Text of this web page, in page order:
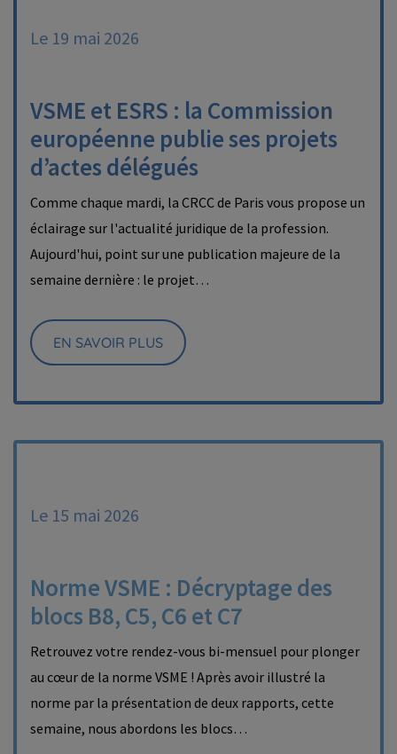
Le 19 mai 2026
VSME et ESRS : la Commission
européenne publie ses projets
d’actes délégués
Comme chaque mardi, la CRCC de Paris vous propose un
éclairage sur l'actualité juridique de la profession.
Aujourd'hui, point sur une publication majeure de la
semaine dernière : le projet…
EN SAVOIR PLUS
Le 15 mai 2026
Norme VSME : Décryptage des
blocs B8, C5, C6 et C7
Retrouvez votre rendez-vous bi-mensuel pour plonger
au cœur de la norme VSME ! Après avoir illustré la
norme par la présentation de deux rapports, cette
semaine, nous abordons les blocs…